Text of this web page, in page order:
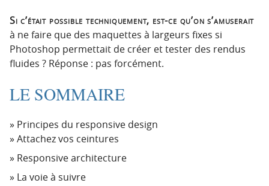
Si c’était possible techniquement, est-ce qu’on s’amuserait
à ne faire que des maquettes à largeurs fixes si
Photoshop permettait de créer et tester des rendus
fluides ? Réponse : pas forcément.
LE SOMMAIRE
Principes du responsive design
Attachez vos ceintures
Responsive architecture
La voie à suivre